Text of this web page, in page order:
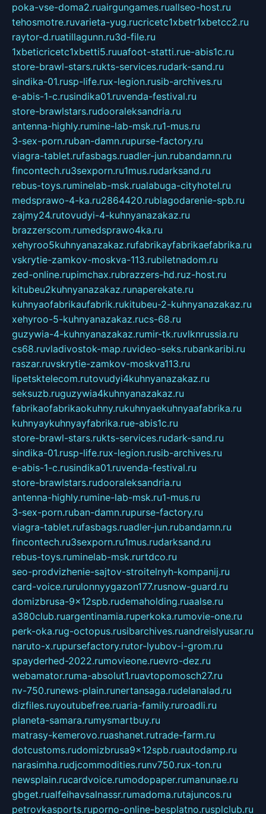
poka-vse-doma2.ruairgungames.ruallseo-host.ru
tehosmotre.ruvarieta-yug.rucricetc1xbetr1xbetcc2.ru
raytor-d.ruatillagunn.ru3d-file.ru
1xbeticricetc1xbetti5.ruuafoot-statti.rue-abis1c.ru
store-brawl-stars.rukts-services.rudark-sand.ru
sindika-01.rusp-life.rux-legion.rusib-archives.ru
e-abis-1-c.rusindika01.ruvenda-festival.ru
store-brawlstars.rudooraleksandria.ru
antenna-highly.rumine-lab-msk.ru1-mus.ru
3-sex-porn.ruban-damn.rupurse-factory.ru
viagra-tablet.rufasbags.ruadler-jun.rubandamn.ru
fincontech.ru3sexporn.ru1mus.rudarksand.ru
rebus-toys.ruminelab-msk.rualabuga-cityhotel.ru
medsprawo-4-ka.ru2864420.rublagodarenie-spb.ru
zajmy24.rutovudyi-4-kuhnyanazakaz.ru
brazzerscom.rumedsprawo4ka.ru
xehyroo5kuhnyanazakaz.rufabrikayfabrikaefabrika.ru
vskrytie-zamkov-moskva-113.rubiletnadom.ru
zed-online.rupimchax.rubrazzers-hd.ruz-host.ru
kitubeu2kuhnyanazakaz.runaperekate.ru
kuhnyaofabrikaufabrik.rukitubeu-2-kuhnyanazakaz.ru
xehyroo-5-kuhnyanazakaz.rucs-68.ru
guzywia-4-kuhnyanazakaz.rumir-tk.ruvlknrussia.ru
cs68.ruvladivostok-map.ruvideo-seks.rubankaribi.ru
raszar.ruvskrytie-zamkov-moskva113.ru
lipetsktelecom.rutovudyi4kuhnyanazakaz.ru
seksuzb.ruguzywia4kuhnyanazakaz.ru
fabrikaofabrikaokuhny.rukuhnyaekuhnyaafabrika.ru
kuhnyaykuhnyayfabrika.rue-abis1c.ru
store-brawl-stars.rukts-services.rudark-sand.ru
sindika-01.rusp-life.rux-legion.rusib-archives.ru
e-abis-1-c.rusindika01.ruvenda-festival.ru
store-brawlstars.rudooraleksandria.ru
antenna-highly.rumine-lab-msk.ru1-mus.ru
3-sex-porn.ruban-damn.rupurse-factory.ru
viagra-tablet.rufasbags.ruadler-jun.rubandamn.ru
fincontech.ru3sexporn.ru1mus.rudarksand.ru
rebus-toys.ruminelab-msk.rurtdco.ru
seo-prodvizhenie-sajtov-stroitelnyh-kompanij.ru
card-voice.rurulonnyygazon177.rusnow-guard.ru
domizbrusa-9x12spb.rudemaholding.ruaalse.ru
a380club.ruargentinamia.ruperkoka.rumovie-one.ru
perk-oka.rug-octopus.rusibarchives.ruandreislyusar.ru
naruto-x.rupursefactory.rutor-lyubov-i-grom.ru
spayderhed-2022.rumovieone.ruevro-dez.ru
webamator.ruma-absolut1.ruavtopomosch27.ru
nv-750.runews-plain.runertansaga.rudelanalad.ru
dizfiles.ruyoutubefree.ruaria-family.ruroadli.ru
planeta-samara.rumysmartbuy.ru
matrasy-kemerovo.ruashanet.rutrade-farm.ru
dotcustoms.rudomizbrusa9x12spb.ruautodamp.ru
narasimha.rudjcommodities.runv750.rux-ton.ru
newsplain.rucardvoice.rumodopaper.rumanunae.ru
gbget.rualfeihavsalnassr.rumadoma.rutajuncos.ru
petrovkasports.ruporno-online-besplatno.rusplclub.ru